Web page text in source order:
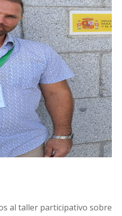
al taller participativo sobre